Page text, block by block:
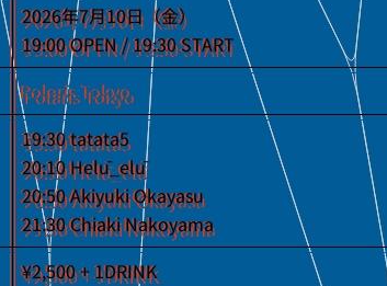
2026年7月10日（金）
19:00 OPEN / 19:30 START
Polaris Tokyo
19:30 tatata5
20:10 Helū_elū
20:50 Akiyuki Okayasu
21:30 Chiaki Nakoyama
¥2,500 + 1DRINK